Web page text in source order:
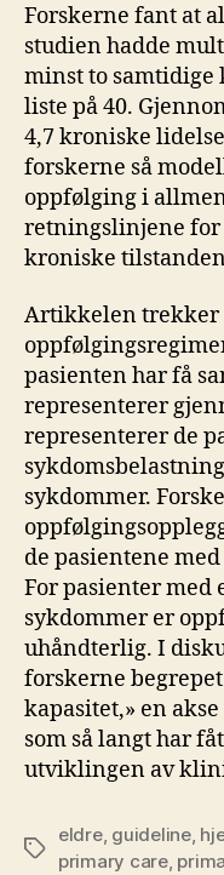
Forskerne fant at
studien hadde
minst to samtidige
liste på 40.
4,7 kroniske
forskerne så
oppfølging i
retningslinjene for
kroniske
Artikkelen trekker
pasienten har få
representerer
representerer de
sykdommer.
de pasientene
For pasienter med
sykdommer er
uhåndterlig. I
forskerne
kapasitet,» en
som så langt har
utviklingen av
Stikkord
eldre, guideline,
primary care,